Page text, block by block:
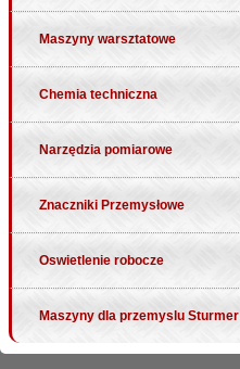
Maszyny warsztatowe
Chemia techniczna
Narzędzia pomiarowe
Znaczniki Przemysłowe
Oswietlenie robocze
Maszyny dla przemyslu Sturmer